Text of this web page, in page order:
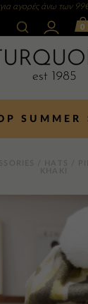
αγορές άνω των
0
SUMMER